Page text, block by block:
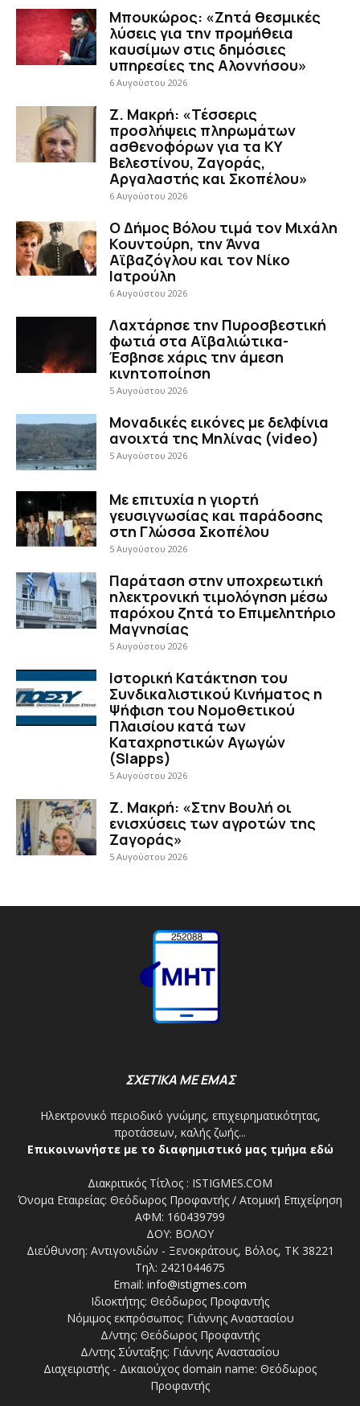
Μπουκώρος: «Ζητά θεσμικές
λύσεις για την προμήθεια
καυσίμων στις δημόσιες
υπηρεσίες της Αλοννήσου»
6 Αυγούστου 2026
Ζ. Μακρή: «Τέσσερις
προσλήψεις πληρωμάτων
ασθενοφόρων για τα ΚΥ
Βελεστίνου, Ζαγοράς,
Αργαλαστής και Σκοπέλου»
6 Αυγούστου 2026
Ο Δήμος Βόλου τιμά τον Μιχάλη
Κουντούρη, την Άννα
Αϊβαζόγλου και τον Νίκο
Ιατρούλη
6 Αυγούστου 2026
Λαχτάρησε την Πυροσβεστική
φωτιά στα Αϊβαλιώτικα-
Έσβησε χάρις την άμεση
κινητοποίηση
5 Αυγούστου 2026
Μοναδικές εικόνες με δελφίνια
ανοιχτά της Μηλίνας (video)
5 Αυγούστου 2026
Με επιτυχία η γιορτή
γευσιγνωσίας και παράδοσης
στη Γλώσσα Σκοπέλου
5 Αυγούστου 2026
Παράταση στην υποχρεωτική
ηλεκτρονική τιμολόγηση μέσω
παρόχου ζητά το Επιμελητήριο
Μαγνησίας
5 Αυγούστου 2026
Ιστορική Κατάκτηση του
Συνδικαλιστικού Κινήματος η
Ψήφιση του Νομοθετικού
Πλαισίου κατά των
Καταχρηστικών Αγωγών
(Slapps)
5 Αυγούστου 2026
Ζ. Μακρή: «Στην Βουλή οι
ενισχύσεις των αγροτών της
Ζαγοράς»
5 Αυγούστου 2026
ΣΧΕΤΙΚΑ ΜΕ ΕΜΑΣ
Ηλεκτρονικό περιοδικό γνώμης, επιχειρηματικότητας,
προτάσεων, καλής ζωής...
Επικοινωνήστε με το διαφημιστικό μας τμήμα εδώ
Διακριτικός Τίτλος : ISTIGMES.COM
Όνομα Εταιρείας: Θεόδωρος Προφαντής / Ατομική Επιχείρηση
ΑΦΜ: 160439799
ΔΟΥ: ΒΟΛΟΥ
Διεύθυνση: Αντιγονιδών - Ξενοκράτους, Βόλος, ΤΚ 38221
Τηλ: 2421044675
Email: info@istigmes.com
Ιδιοκτήτης: Θεόδωρος Προφαντής
Νόμιμος εκπρόσωπος: Γιάννης Αναστασίου
Δ/ντης: Θεόδωρος Προφαντής
Δ/ντης Σύνταξης: Γιάννης Αναστασίου
Διαχειριστής - Δικαιούχος domain name: Θεόδωρος
Προφαντής